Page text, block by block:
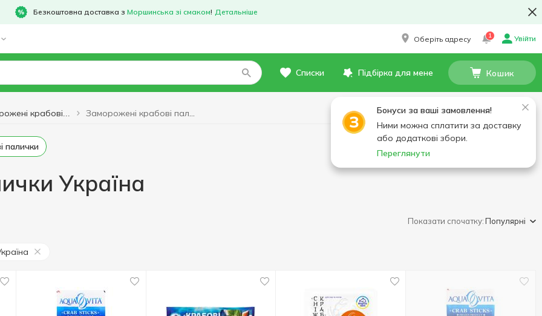
Безкоштовна доставка з Моршинська зі смаком! Детальніше
Оберіть адресу 1 Увійти
Списки Підбірка для мене Кошик
Бонуси за ваші замовлення!
Ними можна сплатити за доставку
або додаткові збори.
Переглянути
Заморожені крабові палички Україна
палички
Україна
Показати спочатку:Популярні